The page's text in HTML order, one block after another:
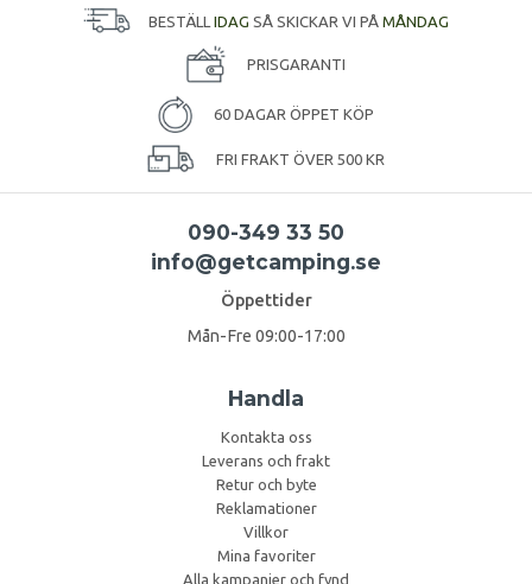
BESTÄLL IDAG SÅ SKICKAR VI PÅ MÅNDAG
PRISGARANTI
60 DAGAR ÖPPET KÖP
FRI FRAKT ÖVER 500 KR
090-349 33 50
info@getcamping.se
Öppettider
Mån-Fre 09:00-17:00
Handla
Kontakta oss
Leverans och frakt
Retur och byte
Reklamationer
Villkor
Mina favoriter
Alla kampanjer och fynd